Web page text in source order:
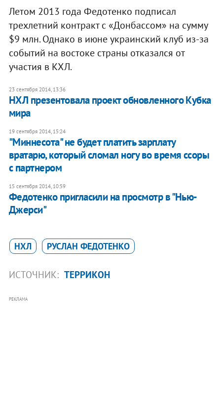
Летом 2013 года Федотенко подписал
трехлетний контракт с «Донбассом» на сумму
$9 млн. Однако в июне украинский клуб из-за
событий на востоке страны отказался от
участия в КХЛ.
23 сентября 2014, 13:36
НХЛ презентовала проект обновленного Кубка
мира
19 сентября 2014, 15:24
"Миннесота" не будет платить зарплату
вратарю, который сломал ногу во время ссоры
с партнером
15 сентября 2014, 10:59
Федотенко пригласили на просмотр в "Нью-
Джерси"
НХЛ РУСЛАН ФЕДОТЕНКО
ИСТОЧНИК: ТЕРРИКОН
РЕКЛАМА